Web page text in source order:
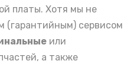
платы. Хотя мы не
(гарантийным) сервисом
или
а также